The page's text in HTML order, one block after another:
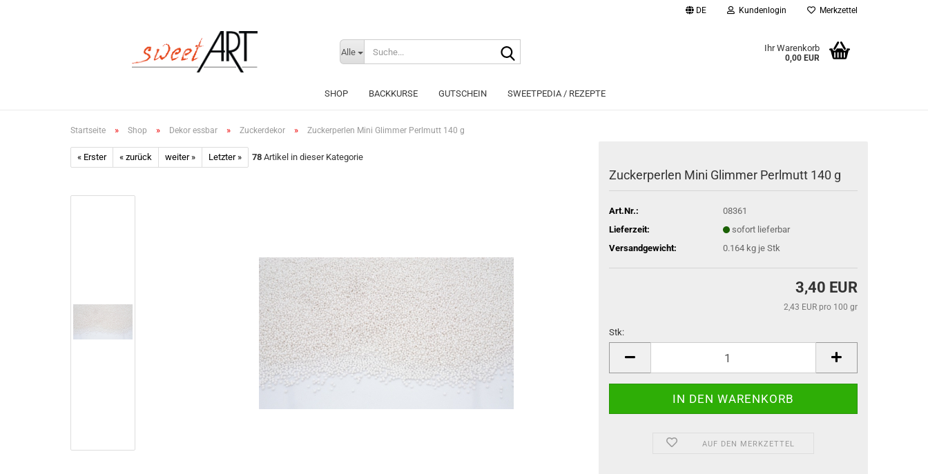
DE Kundenlogin
Passwort vergessen?
Merkzettel
Alle Ihr Warenkorb
0,00 EUR
SHOP BACKKURSE GUTSCHEIN SWEETPEDIA / REZEPTE
Startseite » Shop » Dekor essbar » Zuckerdekor » Zuckerperlen Mini Glimmer Perlmutt 140 g
« Erster « zurück weiter » Letzter » 78 Artikel in dieser Kategorie
Zuckerperlen Mini Glimmer Perlmutt 140 g
Art.Nr.:
08361
Lieferzeit:
sofort lieferbar
Versandgewicht:
0.164 kg je Stk
3,40 EUR
2,43 EUR pro 100 gr
Stk:
AUF DEN MERKZETTEL